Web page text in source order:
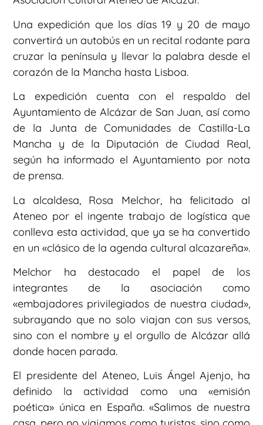
Una expedición que los días 19 y 20 de mayo
convertirá un autobús en un recital rodante para
cruzar la península y llevar la palabra desde el
corazón de la Mancha hasta Lisboa.
La expedición cuenta con el respaldo del
Ayuntamiento de Alcázar de San Juan, así como
de la Junta de Comunidades de Castilla-La
Mancha y de la Diputación de Ciudad Real,
según ha informado el Ayuntamiento por nota
de prensa.
La alcaldesa, Rosa Melchor, ha felicitado al
Ateneo por el ingente trabajo de logística que
conlleva esta actividad, que ya se ha convertido
en un «clásico de la agenda cultural alcazareña».
Melchor ha destacado el papel de los
integrantes de la asociación como
«embajadores privilegiados de nuestra ciudad»,
subrayando que no solo viajan con sus versos,
sino con el nombre y el orgullo de Alcázar allá
donde hacen parada.
El presidente del Ateneo, Luis Ángel Ajenjo, ha
definido la actividad como una «emisión
poética» única en España. «Salimos de nuestra